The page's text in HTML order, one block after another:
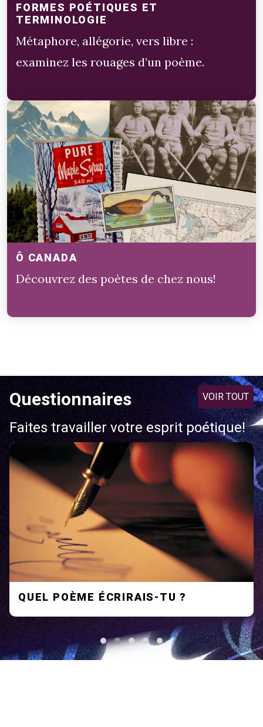
FORMES POÉTIQUES ET
TERMINOLOGIE
Métaphore, allégorie, vers libre :
examinez les rouages d’un poème.
Ô CANADA
Découvrez des poètes de chez nous!
Questionnaires
Faites travailler votre esprit poétique!
QUEL POÈME ÉCRIRAIS-TU ?
VOIR TOUT